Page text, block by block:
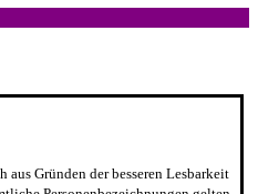
Gründen der besseren Lesbarkeit